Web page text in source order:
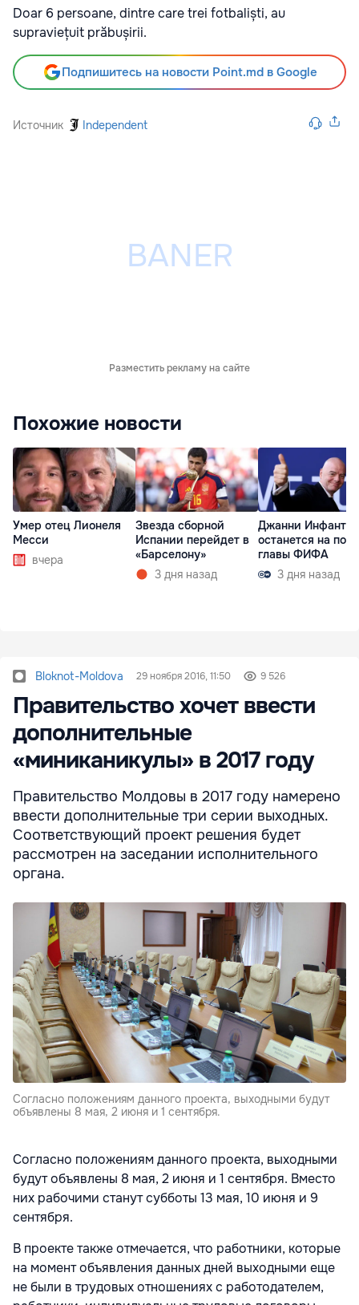
Doar 6 persoane, dintre care trei fotbaliști, au
supraviețuit prăbușirii.
Подпишитесь на новости Point.md в Google
Источник Independent
Разместить рекламу на сайте
Похожие новости
Умер отец Лионеля
Месси
вчера
Звезда сборной
Испании перейдет в
«Барселону»
3 дня назад
Джанни
останется на
главы ФИФА
3 дня назад
Bloknot-Moldova 29 ноября 2016, 11:50 9 526
Правительство хочет ввести
дополнительные
«миниканикулы» в 2017 году
Правительство Молдовы в 2017 году намерено
ввести дополнительные три серии выходных.
Соответствующий проект решения будет
рассмотрен на заседании исполнительного
органа.
Согласно положениям данного проекта, выходными будут
объявлены 8 мая, 2 июня и 1 сентября.
Согласно положениям данного проекта, выходными
будут объявлены 8 мая, 2 июня и 1 сентября. Вместо
них рабочими станут субботы 13 мая, 10 июня и 9
сентября.
В проекте также отмечается, что работники, которые
на момент объявления данных дней выходными еще
не были в трудовых отношениях с работодателем,